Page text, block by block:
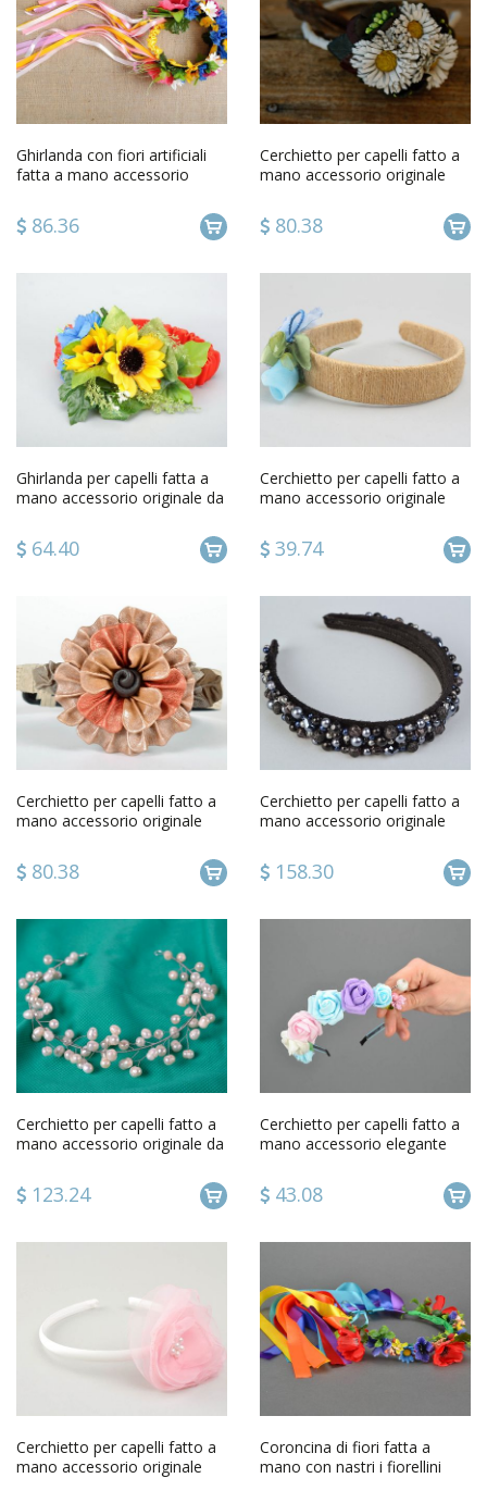
Ghirlanda con fiori artificiali
fatta a mano accessorio
86.36
Cerchietto per capelli fatto a
mano accessorio originale
80.38
Ghirlanda per capelli fatta a
mano accessorio originale da
64.40
Cerchietto per capelli fatto a
mano accessorio originale
39.74
Cerchietto per capelli fatto a
mano accessorio originale
80.38
Cerchietto per capelli fatto a
mano accessorio originale
158.30
Cerchietto per capelli fatto a
mano accessorio originale da
123.24
Cerchietto per capelli fatto a
mano accessorio elegante
43.08
Cerchietto per capelli fatto a
mano accessorio originale
Coroncina di fiori fatta a
mano con nastri i fiorellini